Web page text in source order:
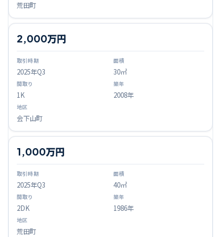
荒田町
2025年Q3
2,000万円
30㎡
1K 2008年
会下山町
2025年Q3
1,000万円
40㎡
2DK 1986年
荒田町